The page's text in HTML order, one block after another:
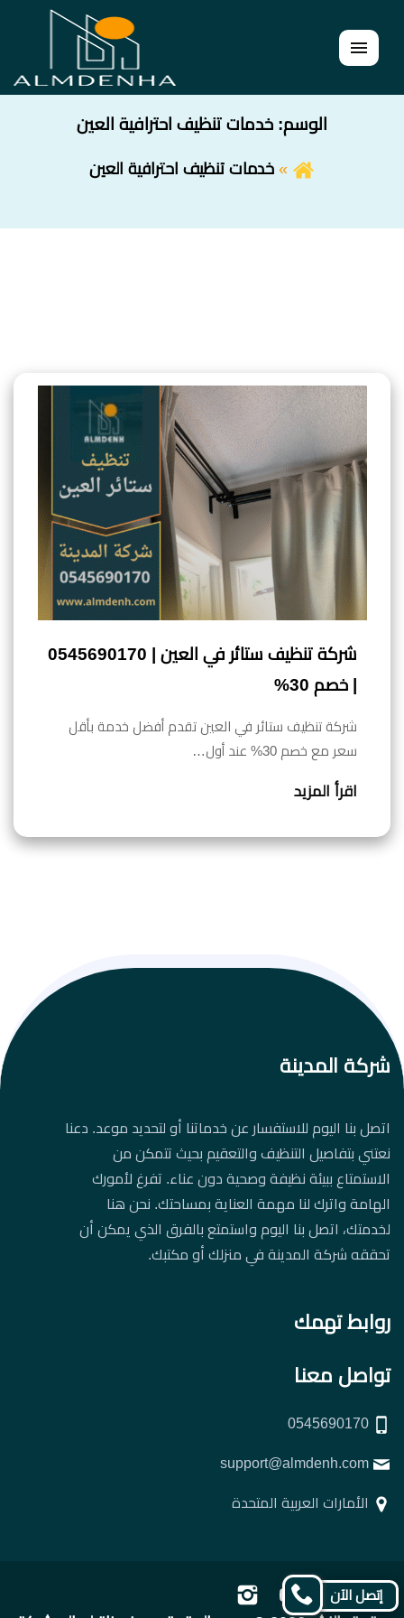
القائمة
الوسم: خدمات تنظيف احترافية العين
خدمات تنظيف احترافية العين
شركة تنظيف ستائر في العين | 0545690170
| خصم 30%
شركة تنظيف ستائر في العين تقدم أفضل خدمة بأقل
سعر مع خصم 30% عند أول…
اقرأ المزيد
شركة المدينة
اتصل بنا اليوم للاستفسار عن خدماتنا أو لتحديد موعد. دعنا
نعتني بتفاصيل التنظيف والتعقيم بحيث تتمكن من
الاستمتاع ببيئة نظيفة وصحية دون عناء. تفرغ لأمورك
الهامة واترك لنا مهمة العناية بمساحتك. نحن هنا
لخدمتك، اتصل بنا اليوم واستمتع بالفرق الذي يمكن أن
تحققه شركة المدينة في منزلك أو مكتبك.
روابط تهمك
تواصل معنا
الأمارات العربية المتحدة
تابعنا
تابعنا
تابعنا
إتصل الآن